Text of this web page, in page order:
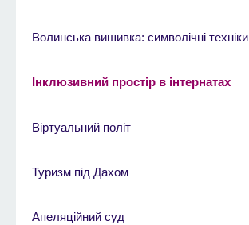
Волинська вишивка: символічні техніки
Інклюзивний простір в інтернатах
Віртуальний політ
Туризм під Дахом
Апеляційний суд